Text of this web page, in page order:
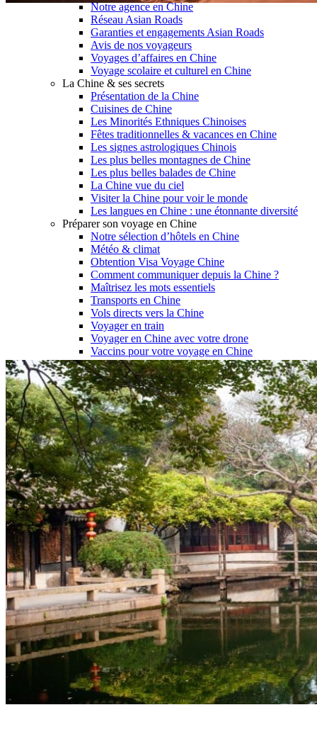
Notre agence en Chine
Réseau Asian Roads
Garanties et engagements Asian Roads
Avis de nos voyageurs
Voyages d’affaires en Chine
Voyage scolaire et culturel en Chine
La Chine & ses secrets
Présentation de la Chine
Cuisines de Chine
Les Minorités Ethniques Chinoises
Fêtes traditionnelles & vacances en Chine
Les signes astrologiques Chinois
Les plus belles montagnes de Chine
Les plus belles balades de Chine
La Chine vue du ciel
Visiter la Chine pour voir le monde
Les langues en Chine : une étonnante diversité
Préparer son voyage en Chine
Notre sélection d’hôtels en Chine
Météo & climat
Obtention Visa Voyage Chine
Comment communiquer depuis la Chine ?
Maîtrisez les mots essentiels
Transports en Chine
Vols directs vers la Chine
Voyager en train
Voyager en Chine avec votre drone
Vaccins pour votre voyage en Chine
Mal des montagnes
Demande d’info
09 83 07 44 60